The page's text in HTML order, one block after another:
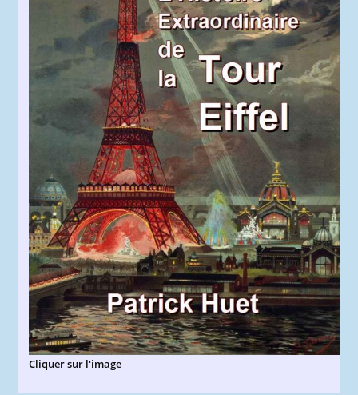
Cliquer sur l'image